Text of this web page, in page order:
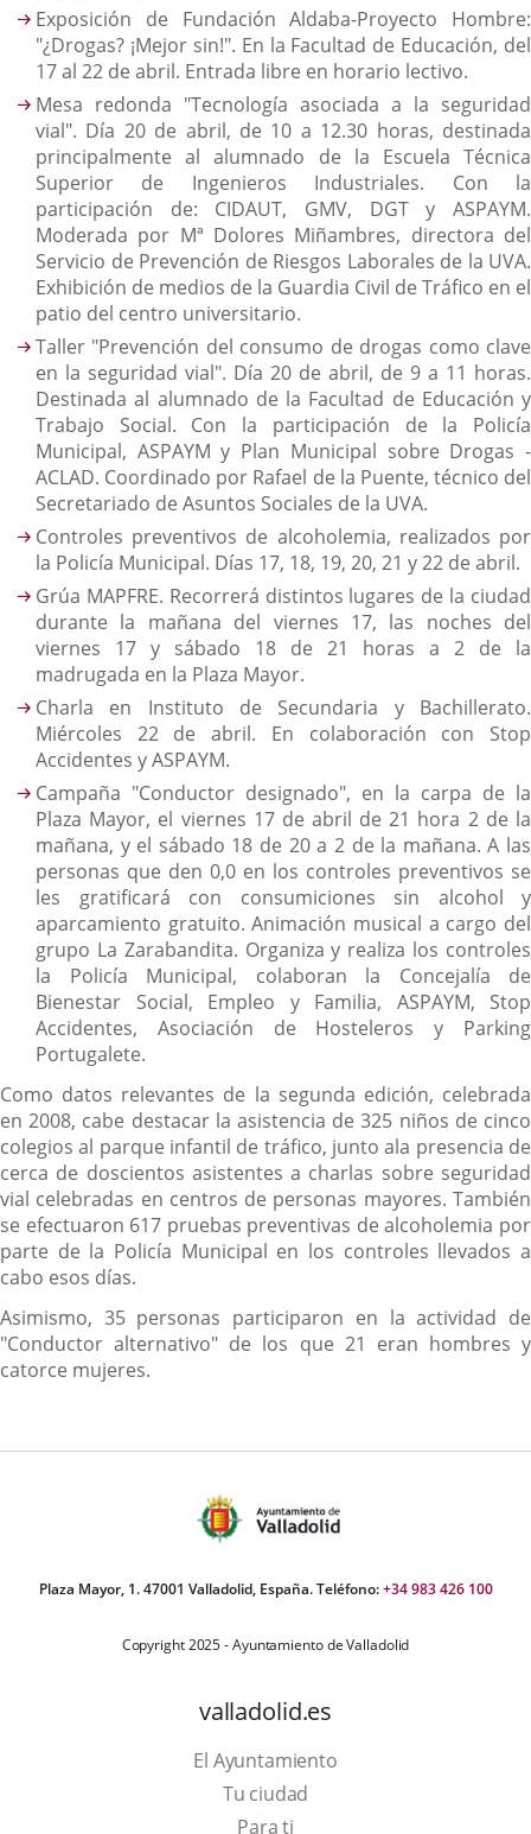
Exposición de Fundación Aldaba-Proyecto Hombre:
"¿Drogas? ¡Mejor sin!". En la Facultad de Educación, del
17 al 22 de abril. Entrada libre en horario lectivo.
Mesa redonda "Tecnología asociada a la seguridad
vial". Día 20 de abril, de 10 a 12.30 horas, destinada
principalmente al alumnado de la Escuela Técnica
Superior de Ingenieros Industriales. Con la
participación de: CIDAUT, GMV, DGT y ASPAYM.
Moderada por Mª Dolores Miñambres, directora del
Servicio de Prevención de Riesgos Laborales de la UVA.
Exhibición de medios de la Guardia Civil de Tráfico en el
patio del centro universitario.
Taller "Prevención del consumo de drogas como clave
en la seguridad vial". Día 20 de abril, de 9 a 11 horas.
Destinada al alumnado de la Facultad de Educación y
Trabajo Social. Con la participación de la Policía
Municipal, ASPAYM y Plan Municipal sobre Drogas -
ACLAD. Coordinado por Rafael de la Puente, técnico del
Secretariado de Asuntos Sociales de la UVA.
Controles preventivos de alcoholemia, realizados por
la Policía Municipal. Días 17, 18, 19, 20, 21 y 22 de abril.
Grúa MAPFRE. Recorrerá distintos lugares de la ciudad
durante la mañana del viernes 17, las noches del
viernes 17 y sábado 18 de 21 horas a 2 de la
madrugada en la Plaza Mayor.
Charla en Instituto de Secundaria y Bachillerato.
Miércoles 22 de abril. En colaboración con Stop
Accidentes y ASPAYM.
Campaña "Conductor designado", en la carpa de la
Plaza Mayor, el viernes 17 de abril de 21 hora 2 de la
mañana, y el sábado 18 de 20 a 2 de la mañana. A las
personas que den 0,0 en los controles preventivos se
les gratificará con consumiciones sin alcohol y
aparcamiento gratuito. Animación musical a cargo del
grupo La Zarabandita. Organiza y realiza los controles
la Policía Municipal, colaboran la Concejalía de
Bienestar Social, Empleo y Familia, ASPAYM, Stop
Accidentes, Asociación de Hosteleros y Parking
Portugalete.
Como datos relevantes de la segunda edición, celebrada
en 2008, cabe destacar la asistencia de 325 niños de cinco
colegios al parque infantil de tráfico, junto ala presencia de
cerca de doscientos asistentes a charlas sobre seguridad
vial celebradas en centros de personas mayores. También
se efectuaron 617 pruebas preventivas de alcoholemia por
parte de la Policía Municipal en los controles llevados a
cabo esos días.
Asimismo, 35 personas participaron en la actividad de
"Conductor alternativo" de los que 21 eran hombres y
catorce mujeres.
Plaza Mayor, 1. 47001 Valladolid, España. Teléfono:+34 983 426 100
Copyright 2025 - Ayuntamiento de Valladolid
valladolid.es
El Ayuntamiento
Tu ciudad
Para ti